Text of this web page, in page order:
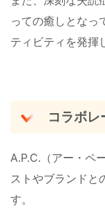
っての癒しとなっ
ティビティを発揮
コラボレ
A.P.C.（アー・ペ
ストやブランドと
す。